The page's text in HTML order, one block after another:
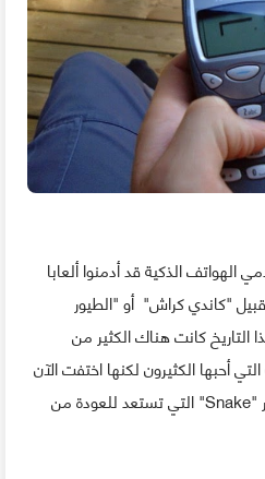
الذكية قد أدمنوا ألعابا
"كاندي كراش" أو "الطيور
التاريخ كانت هناك الكثير من
أحبها الكثيرون لكنها اختفت الآن
و من أهمها لعبة الثعبان الشهير "Snake" التي تستعد للعودة من